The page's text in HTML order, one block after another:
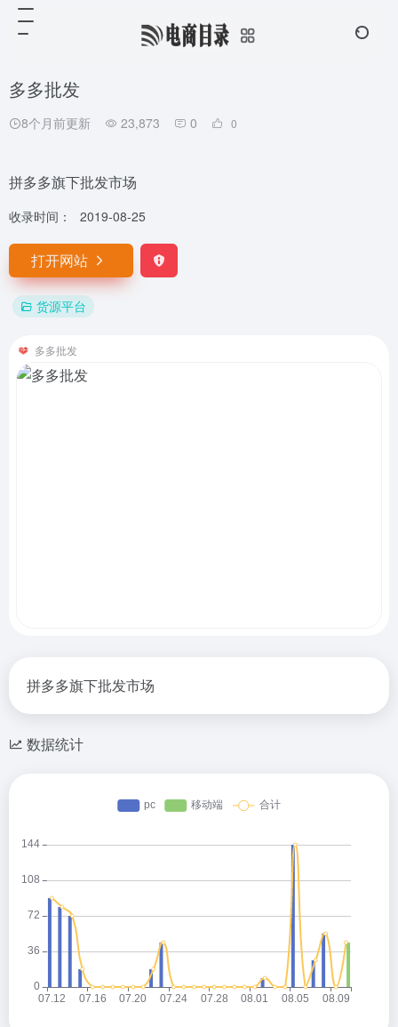
多多批发
8个月前更新 23,873 0 0
拼多多旗下批发市场
收录时间： 2019-08-25
打开网站
货源平台
多多批发
拼多多旗下批发市场
数据统计